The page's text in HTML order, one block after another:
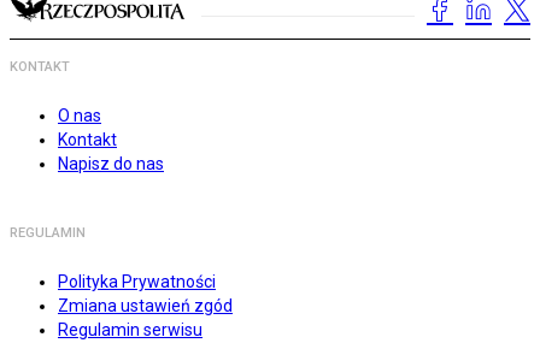
KONTAKT
O nas
Kontakt
Napisz do nas
REGULAMIN
Polityka Prywatności
Zmiana ustawień zgód
Regulamin serwisu